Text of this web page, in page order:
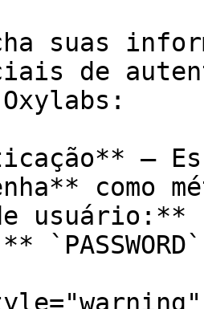
suas
de
–
como
usuário:**
`PASSWORD`